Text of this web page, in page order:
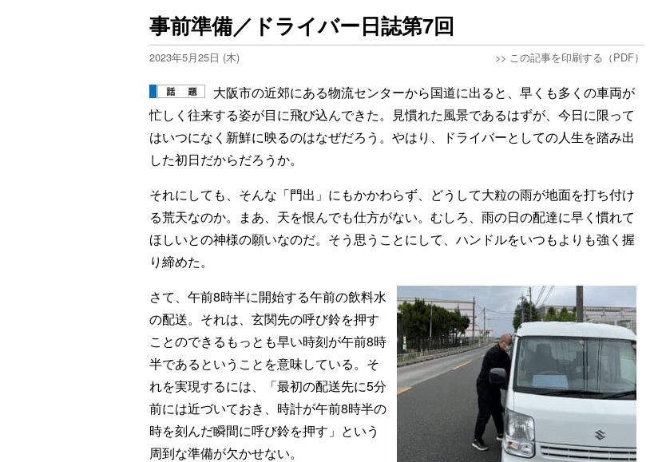
事前準備／ドライバー日誌第7回
2023年5月25日 (木) >> この記事を印刷する（PDF）
大阪市の近郊にある物流センターから国道に出ると、早くも多くの車両が
忙しく往来する姿が目に飛び込んできた。見慣れた風景であるはずが、今日に限って
はいつになく新鮮に映るのはなぜだろう。やはり、ドライバーとしての人生を踏み出
した初日だからだろうか。
それにしても、そんな「門出」にもかかわらず、どうして大粒の雨が地面を打ち付け
る荒天なのか。まあ、天を恨んでも仕方がない。むしろ、雨の日の配達に早く慣れて
ほしいとの神様の願いなのだ。そう思うことにして、ハンドルをいつもよりも強く握
り締めた。
さて、午前8時半に開始する午前の飲料水
の配送。それは、玄関先の呼び鈴を押す
ことのできるもっとも早い時刻が午前8時
半であるということを意味している。そ
れを実現するには、「最初の配送先に5分
前には近づいておき、時計が午前8時半の
時を刻んだ瞬間に呼び鈴を押す」という
周到な準備が欠かせない。